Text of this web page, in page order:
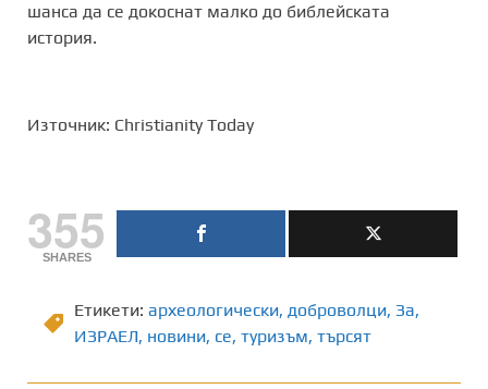
шанса да се докоснат малко до библейската
история.
Източник: Christianity Today
355
SHARES
Етикети: археологически, доброволци, Зa,
ИЗРАЕЛ, новини, се, туризъм, търсят